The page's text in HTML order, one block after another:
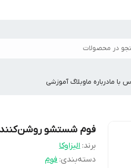
در محصولات
با مادرباره ماوبلاگ آموزشی
فوم شستشو روشن‌کننده
برند: الیزاوکا
دسته‌بندی:فوم